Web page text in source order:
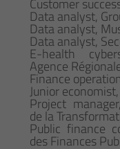
Customer
Data analyst,
Data analyst,
Data analyst,
E-health
Agence
Finance
Junior
Project
de la
Public finance
des Finances